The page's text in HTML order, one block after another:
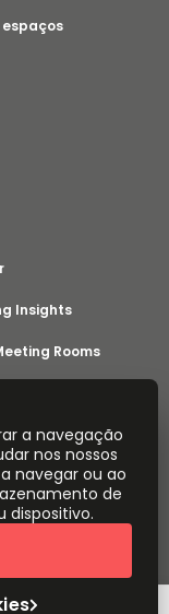
espaços
Insights
Rooms
os direitos
a navegação
nos nossos
navegar ou ao
de
dispositivo.